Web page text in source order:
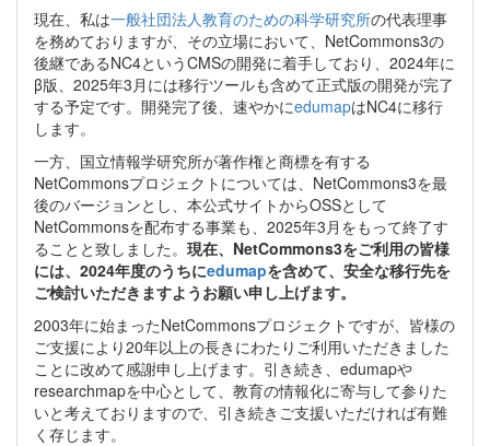
現在、私は一般社団法人教育のための科学研究所の代表理事
を務めておりますが、その立場において、NetCommons3の
後継であるNC4というCMSの開発に着手しており、2024年に
β版、2025年3月には移行ツールも含めて正式版の開発が完了
する予定です。開発完了後、速やかにedumapはNC4に移行
します。
一方、国立情報学研究所が著作権と商標を有する
NetCommonsプロジェクトについては、NetCommons3を最
後のバージョンとし、本公式サイトからOSSとして
NetCommonsを配布する事業も、2025年3月をもって終了す
ることと致しました。 現在、NetCommons3をご利用の皆様
には、2024年度のうちにedumapを含めて、安全な移行先を
ご検討いただきますようお願い申し上げます。
2003年に始まったNetCommonsプロジェクトですが、皆様の
ご支援により20年以上の長きにわたりご利用いただきました
ことに改めて感謝申し上げます。引き続き、edumapや
researchmapを中心として、教育の情報化に寄与して参りた
いと考えておりますので、引き続きご支援いただければ有難
く存じます。